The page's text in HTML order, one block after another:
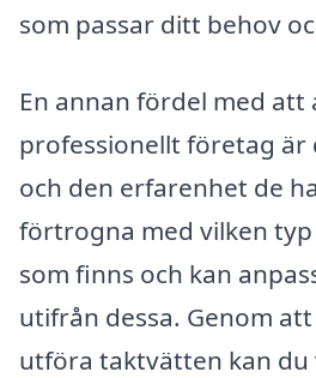
som passar ditt behov
En annan fördel med att
professionellt företag är
och den erfarenhet de
förtrogna med vilken
som finns och kan
utifrån dessa. Genom
utföra taktvätten kan du